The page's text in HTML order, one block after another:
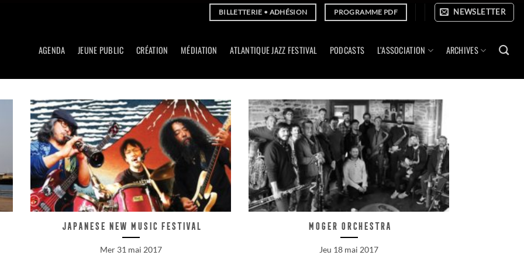
BILLETTERIE • ADHÉSION PROGRAMME PDF NEWSLETTER
AGENDA JEUNE PUBLIC CRÉATION MÉDIATION ATLANTIQUE JAZZ FESTIVAL PODCASTS L’ASSOCIATION ARCHIVES
Japanese New Music Festival
Mer 31 mai 2017
Moger Orchestra
Jeu 18 mai 2017